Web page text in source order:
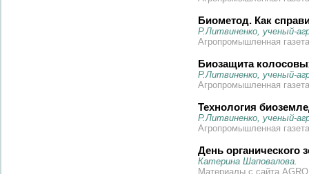
Биометод. Как
Р.Литвиненко, ученый-
Агропромышленная
Биозащита
Р.Литвиненко, ученый-
Агропромышленная
Технология
Р.Литвиненко, ученый-
Агропромышленная
День органического
Катерина Шаповалова.
Материалы с сайта